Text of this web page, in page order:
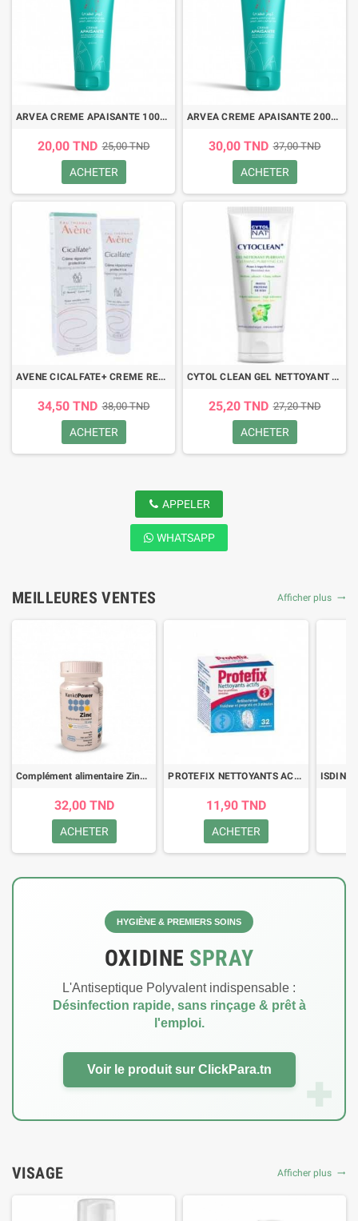
ARVEA CREME APAISANTE 100ML
20,00 TND 25,00 TND
ACHETER
ARVEA CREME APAISANTE 200ML
30,00 TND 37,00 TND
ACHETER
AVENE CICALFATE+ CREME REPARATRICE PROTECTRICE 40ML
34,50 TND 38,00 TND
ACHETER
CYTOL CLEAN GEL NETTOYANT PURIFIANT 175ML
25,20 TND 27,20 TND
ACHETER
APPELER
WHATSAPP
MEILLEURES VENTES Afficher plus trending_flat
Complément alimentaire Zinc - KenkoPower - 60 gélules
32,00 TND
ACHETER
PROTEFIX NETTOYANTS ACTIFS POUR PROTHESES DENTAIRES 32 COMPRIMES
11,90 TND
ACHETER
HYGIÈNE & PREMIERS SOINS
OXIDINE SPRAY
L'Antiseptique Polyvalent indispensable :
Désinfection rapide, sans rinçage & prêt à
l'emploi.
Voir le produit sur ClickPara.tn
✚
VISAGE Afficher plus trending_flat